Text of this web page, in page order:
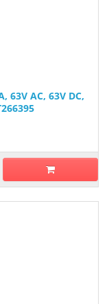
63V AC, 63V DC,